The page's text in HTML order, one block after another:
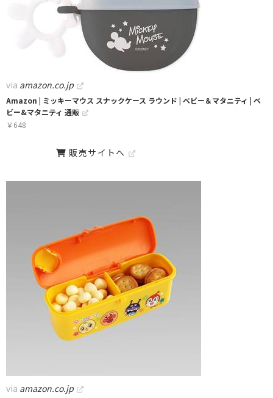
via amazon.co.jp
Amazon | ミッキーマウス スナックケース ラウンド | ベビー＆マタニティ | ベ
ビー&マタニティ 通販
￥648
販売サイトへ
via amazon.co.jp